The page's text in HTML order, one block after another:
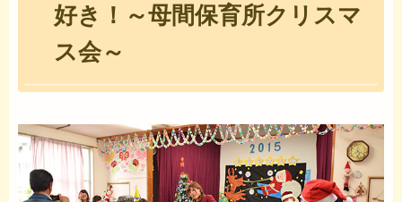
好き！～母間保育所クリスマ
ス会～